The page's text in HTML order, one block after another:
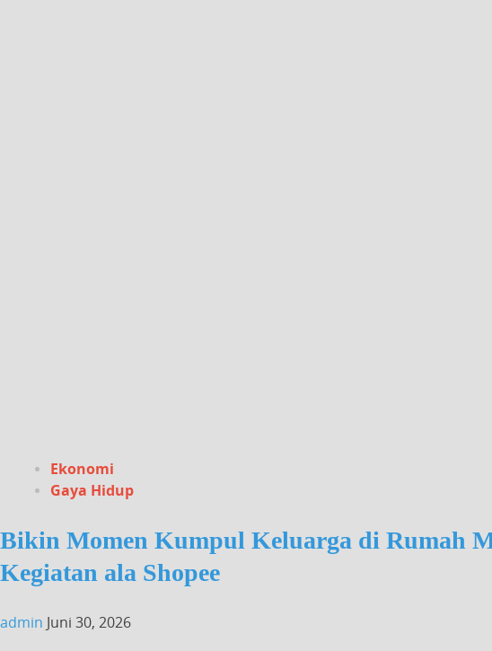
Ekonomi
Gaya Hidup
Bikin Momen Kumpul Keluarga di Rumah
Kegiatan ala Shopee
admin Juni 30, 2026